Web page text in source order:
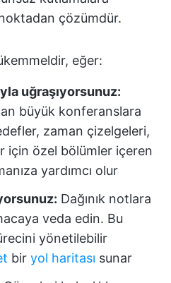
çözümdür.
eğer:
uğraşıyorsunuz:
büyük konferanslara
zaman çizelgeleri,
için özel bölümler içeren
yardımcı olur
Dağınık notlara
veda edin. Bu
yönetilebilir
bir yol haritası sunar